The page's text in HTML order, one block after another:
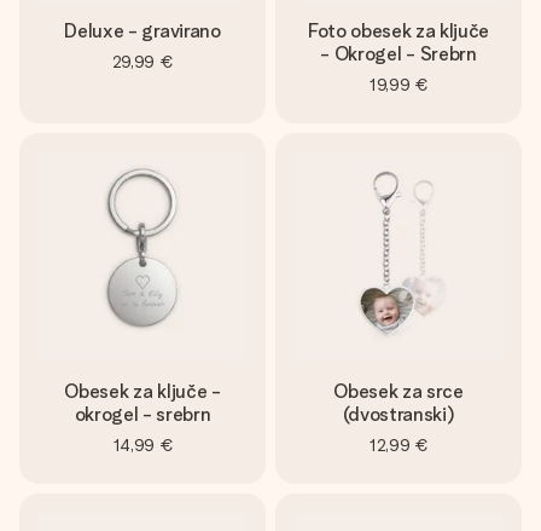
Deluxe - gravirano
29,99 €
Foto obesek za ključe
- Okrogel - Srebrn
19,99 €
Obesek za ključe -
okrogel - srebrn
14,99 €
Obesek za srce
(dvostranski)
12,99 €